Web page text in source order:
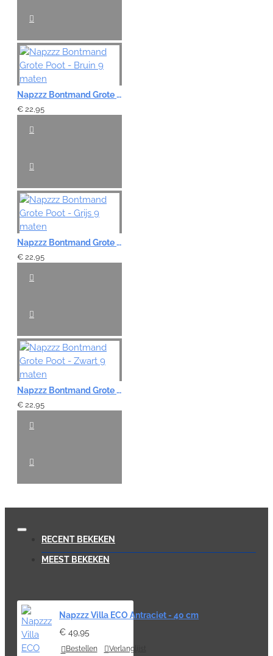
Napzzz Bontmand Grote Poot - Bruin 9 maten
€ 22,95
Napzzz Bontmand Grote Poot - Grijs 9 maten
€ 22,95
Napzzz Bontmand Grote Poot - Zwart 9 maten
€ 22,95
RECENT BEKEKEN
MEEST BEKEKEN
Napzzz Villa ECO Antraciet - 40 cm
€ 49,95
Bestellen Verlanglijst